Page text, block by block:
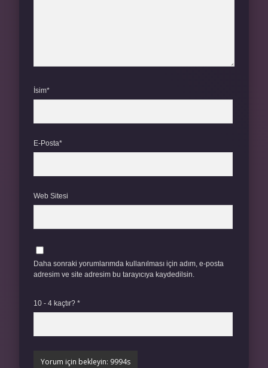
İsim*
E-Posta*
Web Sitesi
Daha sonraki yorumlarımda kullanılması için adım, e-posta
adresim ve site adresim bu tarayıcıya kaydedilsin.
10 - 4 kaçtır? *